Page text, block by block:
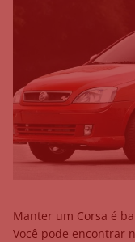
Manter um Corsa é
Você pode encontrar